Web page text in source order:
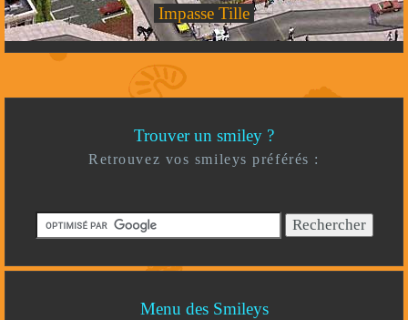
Impasse Tille
Trouver un smiley ?
Retrouvez vos smileys préférés :
Menu des Smileys